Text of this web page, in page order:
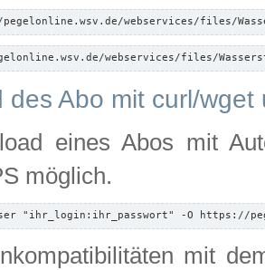
webservices/files/
webservices/files/
des Abo mit curl/
eines Abos mit
möglich.
"ihr_login:ihr_passwort" -O https://
mit